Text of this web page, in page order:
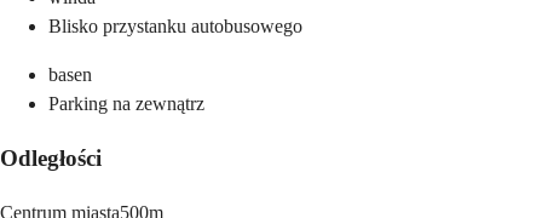
Blisko przystanku autobusowego
basen
Parking na zewnątrz
Odległości
Centrum miasta500m